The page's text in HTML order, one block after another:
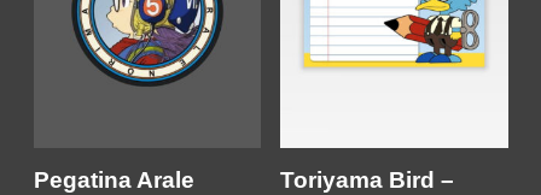
Pegatina Arale
Toriyama Bird –